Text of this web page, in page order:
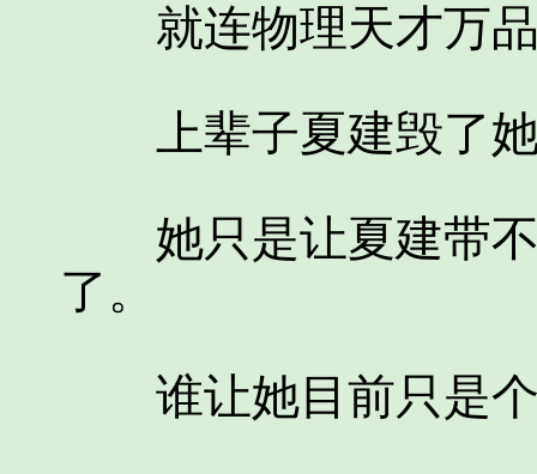
就连物理天才万品
上辈子夏建毁了她
她只是让夏建带不
了。
谁让她目前只是个